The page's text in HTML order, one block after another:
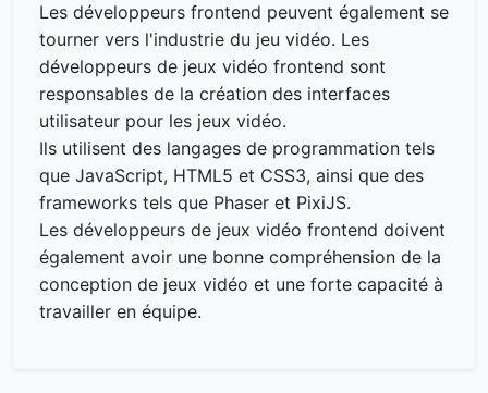
Les développeurs frontend peuvent également se
tourner vers l'industrie du jeu vidéo. Les
développeurs de jeux vidéo frontend sont
responsables de la création des interfaces
utilisateur pour les jeux vidéo.
Ils utilisent des langages de programmation tels
que JavaScript, HTML5 et CSS3, ainsi que des
frameworks tels que Phaser et PixiJS.
Les développeurs de jeux vidéo frontend doivent
également avoir une bonne compréhension de la
conception de jeux vidéo et une forte capacité à
travailler en équipe.